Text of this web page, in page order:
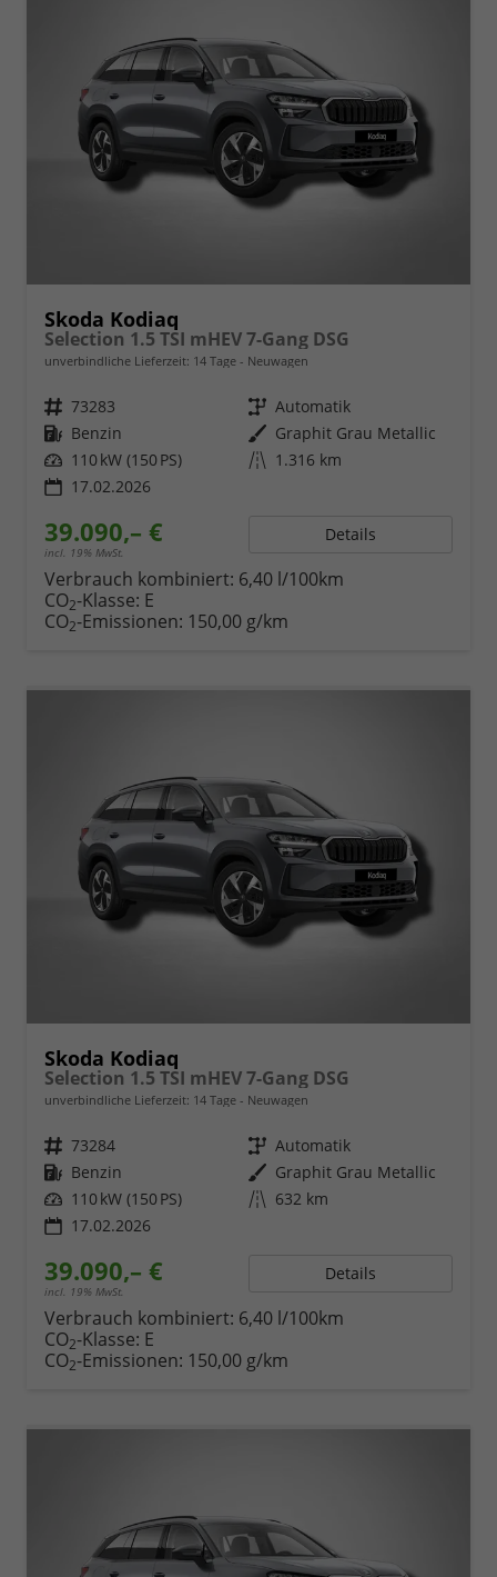
Skoda Kodiaq
Selection 1.5 TSI mHEV 7-Gang DSG
unverbindliche Lieferzeit: 14 Tage Neuwagen
Fahrzeugnr. 73283 Getriebe Automatik
Kraftstoff Benzin Außenfarbe Graphit Grau Metallic
Leistung 110 kW (150 PS) Kilometerstand 1.316 km
17.02.2026
39.090,– €
incl. 19% MwSt.
Details
Verbrauch kombiniert: 6,40 l/100km
CO2-Klasse: E
CO2-Emissionen: 150,00 g/km
Skoda Kodiaq
Selection 1.5 TSI mHEV 7-Gang DSG
unverbindliche Lieferzeit: 14 Tage Neuwagen
Fahrzeugnr. 73284 Getriebe Automatik
Kraftstoff Benzin Außenfarbe Graphit Grau Metallic
Leistung 110 kW (150 PS) Kilometerstand 632 km
17.02.2026
39.090,– €
incl. 19% MwSt.
Details
Verbrauch kombiniert: 6,40 l/100km
CO2-Klasse: E
CO2-Emissionen: 150,00 g/km